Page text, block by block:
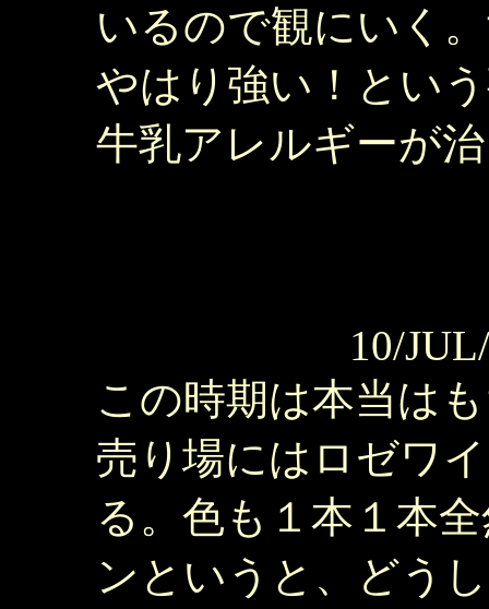
いるので観にいく
やはり強い！とい
牛乳アレルギーが
10/
この時期は本当は
売り場にはロゼワ
る。色も１本１本
ンというと、どう